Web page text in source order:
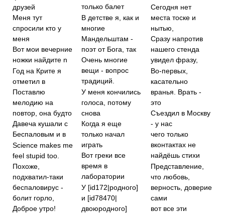
друзей
Меня тут
спросили кто у
меня
Вот мои вечерние
ножки найдите n
Год на Крите я
отметил в
Поставлю
мелодию на
повтор, она будто
Давеча кушали с
Беспаловым и в
Science makes me
feel stupid too.
Похоже,
подхватил-таки
беспаловирус -
болит горло,
Доброе утро!
только балет
В детстве я, как и
многие
Мандельштам -
поэт от Бога, так
Очень многие
вещи - вопрос
традиций.
У меня кончились
голоса, потому
снова
Когда я еще
только начал
играть
Вот греки все
время в
лаборатории
У [id172|родного]
и [id78470|
двоюродного]
Сегодня нет
места тоске и
нытью,
Сразу напротив
нашего стенда
увидел фразу,
Во-первых,
касательно
вранья. Врать -
это
Съездил в Москву
- у нас
чего только
вконтактах не
найдёшь стихи
Представление,
что любовь,
верность, доверие
сами
вот все эти